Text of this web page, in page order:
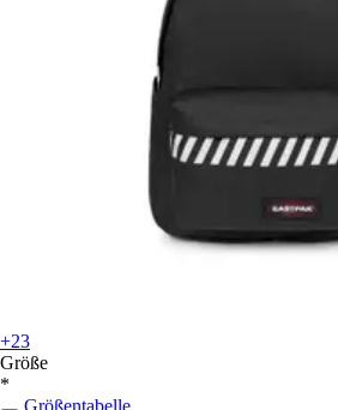
+23
Größe
*